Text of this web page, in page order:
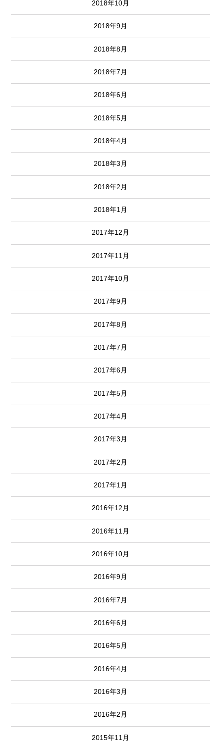
2018年10月
2018年9月
2018年8月
2018年7月
2018年6月
2018年5月
2018年4月
2018年3月
2018年2月
2018年1月
2017年12月
2017年11月
2017年10月
2017年9月
2017年8月
2017年7月
2017年6月
2017年5月
2017年4月
2017年3月
2017年2月
2017年1月
2016年12月
2016年11月
2016年10月
2016年9月
2016年7月
2016年6月
2016年5月
2016年4月
2016年3月
2016年2月
2015年11月